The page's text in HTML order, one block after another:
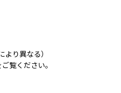
り異なる）
ご覧ください。